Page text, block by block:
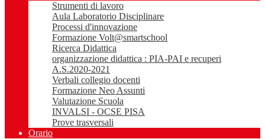
Strumenti di lavoro
Aula Laboratorio Disciplinare
Processi d'innovazione
Formazione Volt@smartschool
Ricerca Didattica
organizzazione didattica : PIA-PAI e recuperi
A.S.2020-2021
Verbali collegio docenti
Formazione Neo Assunti
Valutazione Scuola
INVALSI - OCSE PISA
Prove trasversali
Orario